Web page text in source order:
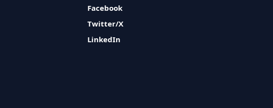
Facebook
Twitter/X
LinkedIn